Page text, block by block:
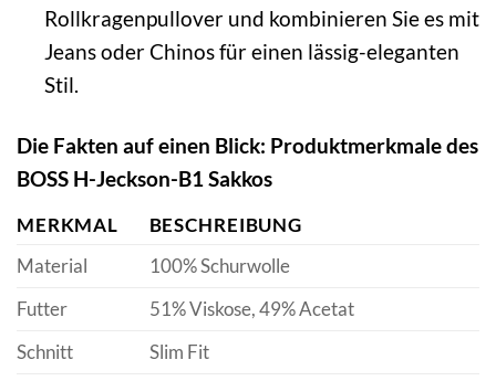
Rollkragenpullover und kombinieren Sie es mit
Jeans oder Chinos für einen lässig-eleganten
Stil.
Die Fakten auf einen Blick: Produktmerkmale des
BOSS H-Jeckson-B1 Sakkos
MERKMAL
BESCHREIBUNG
Material
100% Schurwolle
Futter
51% Viskose, 49% Acetat
Schnitt
Slim Fit